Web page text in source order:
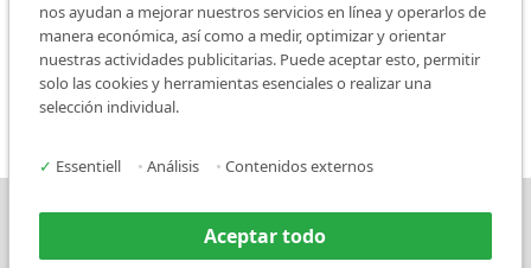
Media
Prensa Contacto
nos ayudan a mejorar nuestros servicios en línea y operarlos de
manera económica, así como a medir, optimizar y orientar
nuestras actividades publicitarias. Puede aceptar esto, permitir
solo las cookies y herramientas esenciales o realizar una
selección individual.
✓ Essentiell • Análisis • Contenidos externos
Aceptar todo